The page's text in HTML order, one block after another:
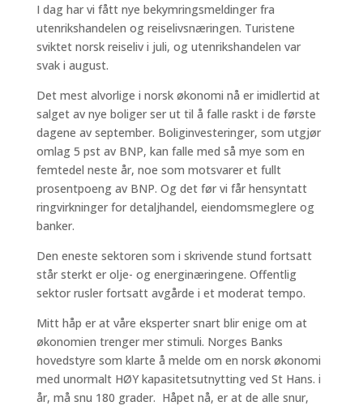
I dag har vi fått nye bekymringsmeldinger fra
utenrikshandelen og reiselivsnæringen. Turistene
sviktet norsk reiseliv i juli, og utenrikshandelen var
svak i august.
Det mest alvorlige i norsk økonomi nå er imidlertid at
salget av nye boliger ser ut til å falle raskt i de første
dagene av september. Boliginvesteringer, som utgjør
omlag 5 pst av BNP, kan falle med så mye som en
femtedel neste år, noe som motsvarer et fullt
prosentpoeng av BNP. Og det før vi får hensyntatt
ringvirkninger for detaljhandel, eiendomsmeglere og
banker.
Den eneste sektoren som i skrivende stund fortsatt
står sterkt er olje- og energinæringene. Offentlig
sektor rusler fortsatt avgårde i et moderat tempo.
Mitt håp er at våre eksperter snart blir enige om at
økonomien trenger mer stimuli. Norges Banks
hovedstyre som klarte å melde om en norsk økonomi
med unormalt HØY kapasitetsutnytting ved St Hans. i
år, må snu 180 grader. Håpet nå, er at de alle snur,